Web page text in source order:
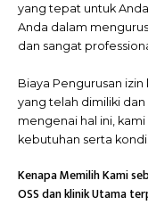
yang tepat untuk
Anda dalam
dan sangat
Biaya Pengurusan
yang telah dimiliki
mengenai hal ini,
kebutuhan serta
Kenapa Memilih Kami
OSS dan klinik Utama